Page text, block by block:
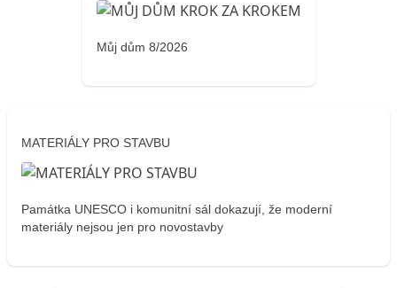
Můj dům 8/2026
MATERIÁLY PRO STAVBU
Památka UNESCO i komunitní sál dokazují, že moderní
materiály nejsou jen pro novostavby